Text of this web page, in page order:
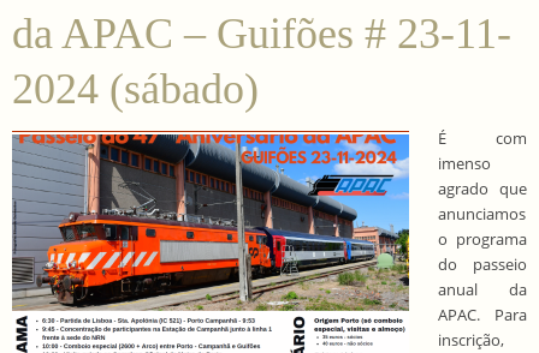
da APAC – Guifões # 23-11-
2024 (sábado)
É com
imenso
agrado que
anunciamos
o programa
do passeio
anual da
APAC. Para
inscrição,